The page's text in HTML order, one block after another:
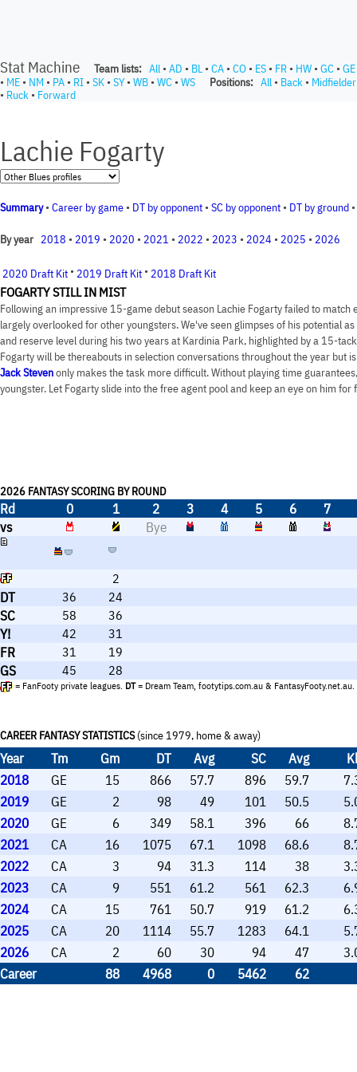
Stat Machine Team lists: All • AD • BL • CA • CO • ES • FR • HW • GC • GE
• ME • NM • PA • RI • SK • SY• WB • WC • WS Positions: All • Back • Midfielder
• Ruck • Forward